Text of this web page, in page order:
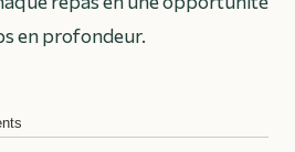
en profondeur.